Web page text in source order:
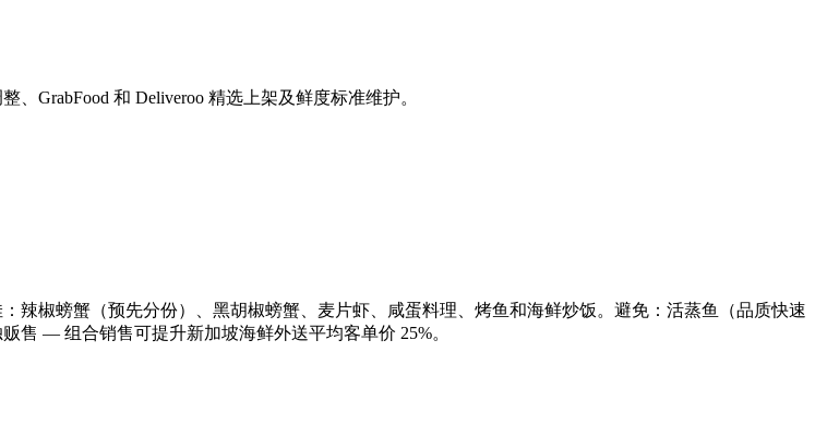
GrabFood 和 Deliveroo 精选上架及鲜度标准维护。
辣椒螃蟹（预先分份）、黑胡椒螃蟹、麦片虾、咸蛋料理、烤鱼和海鲜炒饭。避免：活蒸鱼（品质快速
售 — 组合销售可提升新加坡海鲜外送平均客单价 25%。